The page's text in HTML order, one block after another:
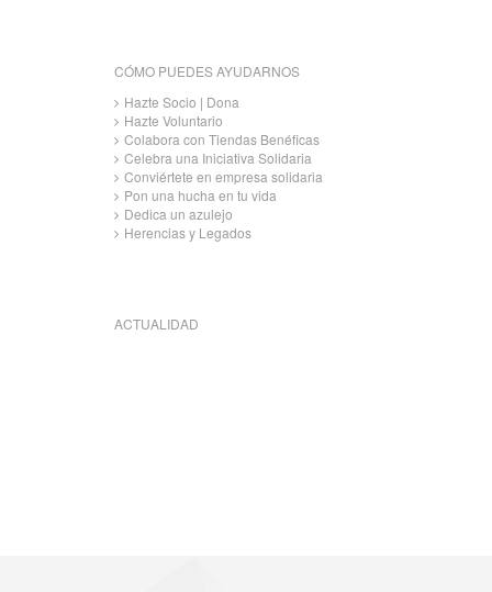
CÓMO PUEDES AYUDARNOS
Hazte Socio | Dona
Hazte Voluntario
Colabora con Tiendas Benéficas
Celebra una Iniciativa Solidaria
Conviértete en empresa solidaria
Pon una hucha en tu vida
Dedica un azulejo
Herencias y Legados
ACTUALIDAD